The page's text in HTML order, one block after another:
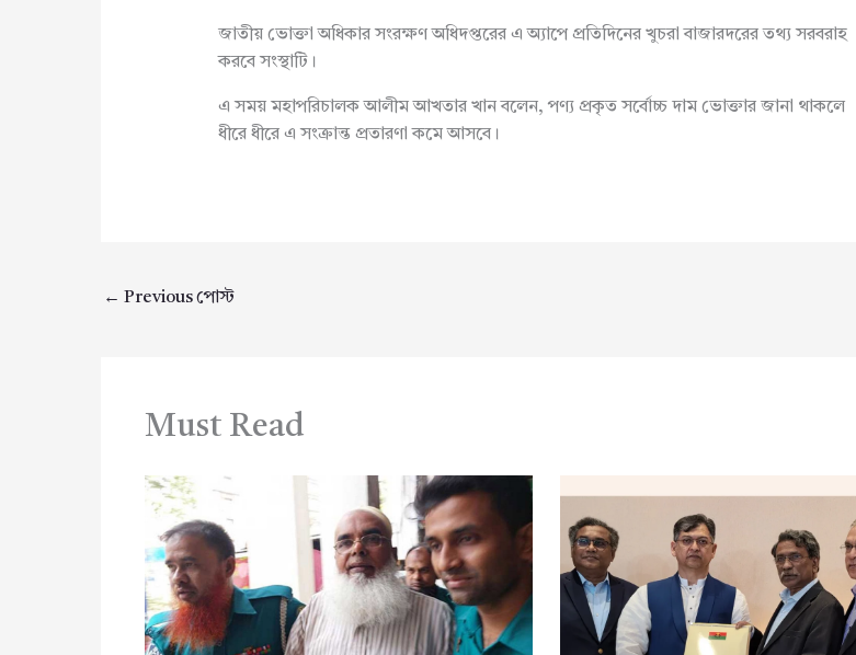
জাতীয় ভোক্তা অধিকার সংরক্ষণ অধিদপ্তরের এ অ্যাপে প্রতিদিনের খুচরা বাজারদরের তথ্য সরবরাহ
করবে সংস্থাটি।
এ সময় মহাপরিচালক আলীম আখতার খান বলেন, পণ্য প্রকৃত সর্বোচ্চ দাম ভোক্তার জানা থাকলে
ধীরে ধীরে এ সংক্রান্ত প্রতারণা কমে আসবে।
← Previous পোস্ট
Must Read